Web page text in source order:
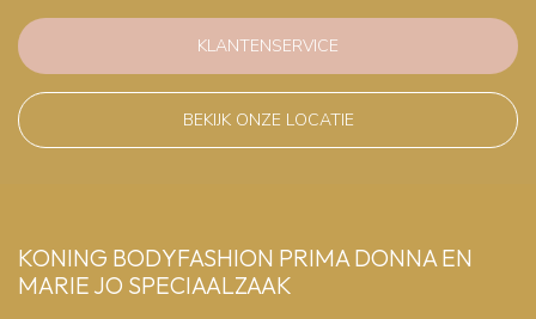
KLANTENSERVICE
BEKIJK ONZE LOCATIE
KONING BODYFASHION PRIMA DONNA EN
MARIE JO SPECIAALZAAK